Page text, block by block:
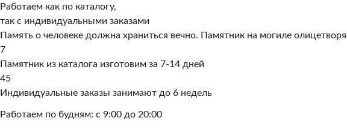
Работаем как по каталогу,
так с индивидуальными заказами
Память о человеке должна храниться вечно. Памятник на могиле
7
Памятник из каталога изготовим за 7-14 дней
45
Индивидуальные заказы занимают до 6 недель
Работаем по будням: с 9:00 до 20:00